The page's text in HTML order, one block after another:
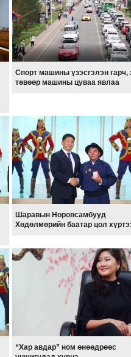
Спорт машины үзэсгэлэн гарч,
төвөөр машины цуваа явлаа
Шаравын Норовсамбууд
Хөдөлмөрийн баатар цол
“Хар авдар” ном өнөөдрөөс